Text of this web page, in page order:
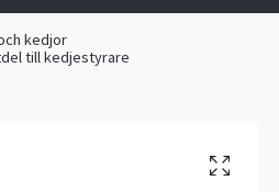
kedjor
till kedjestyrare